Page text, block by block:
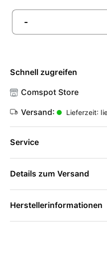
-
Schnell zugreifen
Comspot Store
Versand: Lieferzeit:
Service
Details zum Versand
Herstellerinformationen